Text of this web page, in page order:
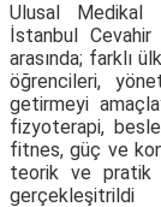
Ulusal Medikal
İstanbul
arasında; farklı
öğrencileri,
getirmeyi
fizyoterapi,
fitnes, güç ve
teorik ve pratik
gerçekleşitrildi